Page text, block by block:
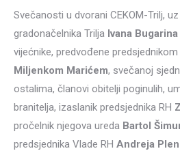
Svečanosti u dvorani CEKOM-Trilj,
gradonačelnika Trilja Ivana Bugarina
vijećnike, predvođene
Miljenkom Marićem, svečanoj
ostalima, članovi obitelji poginulih,
branitelja, izaslanik predsjednika RH
pročelnik njegova ureda Bartol
predsjednika Vlade RH Andreja